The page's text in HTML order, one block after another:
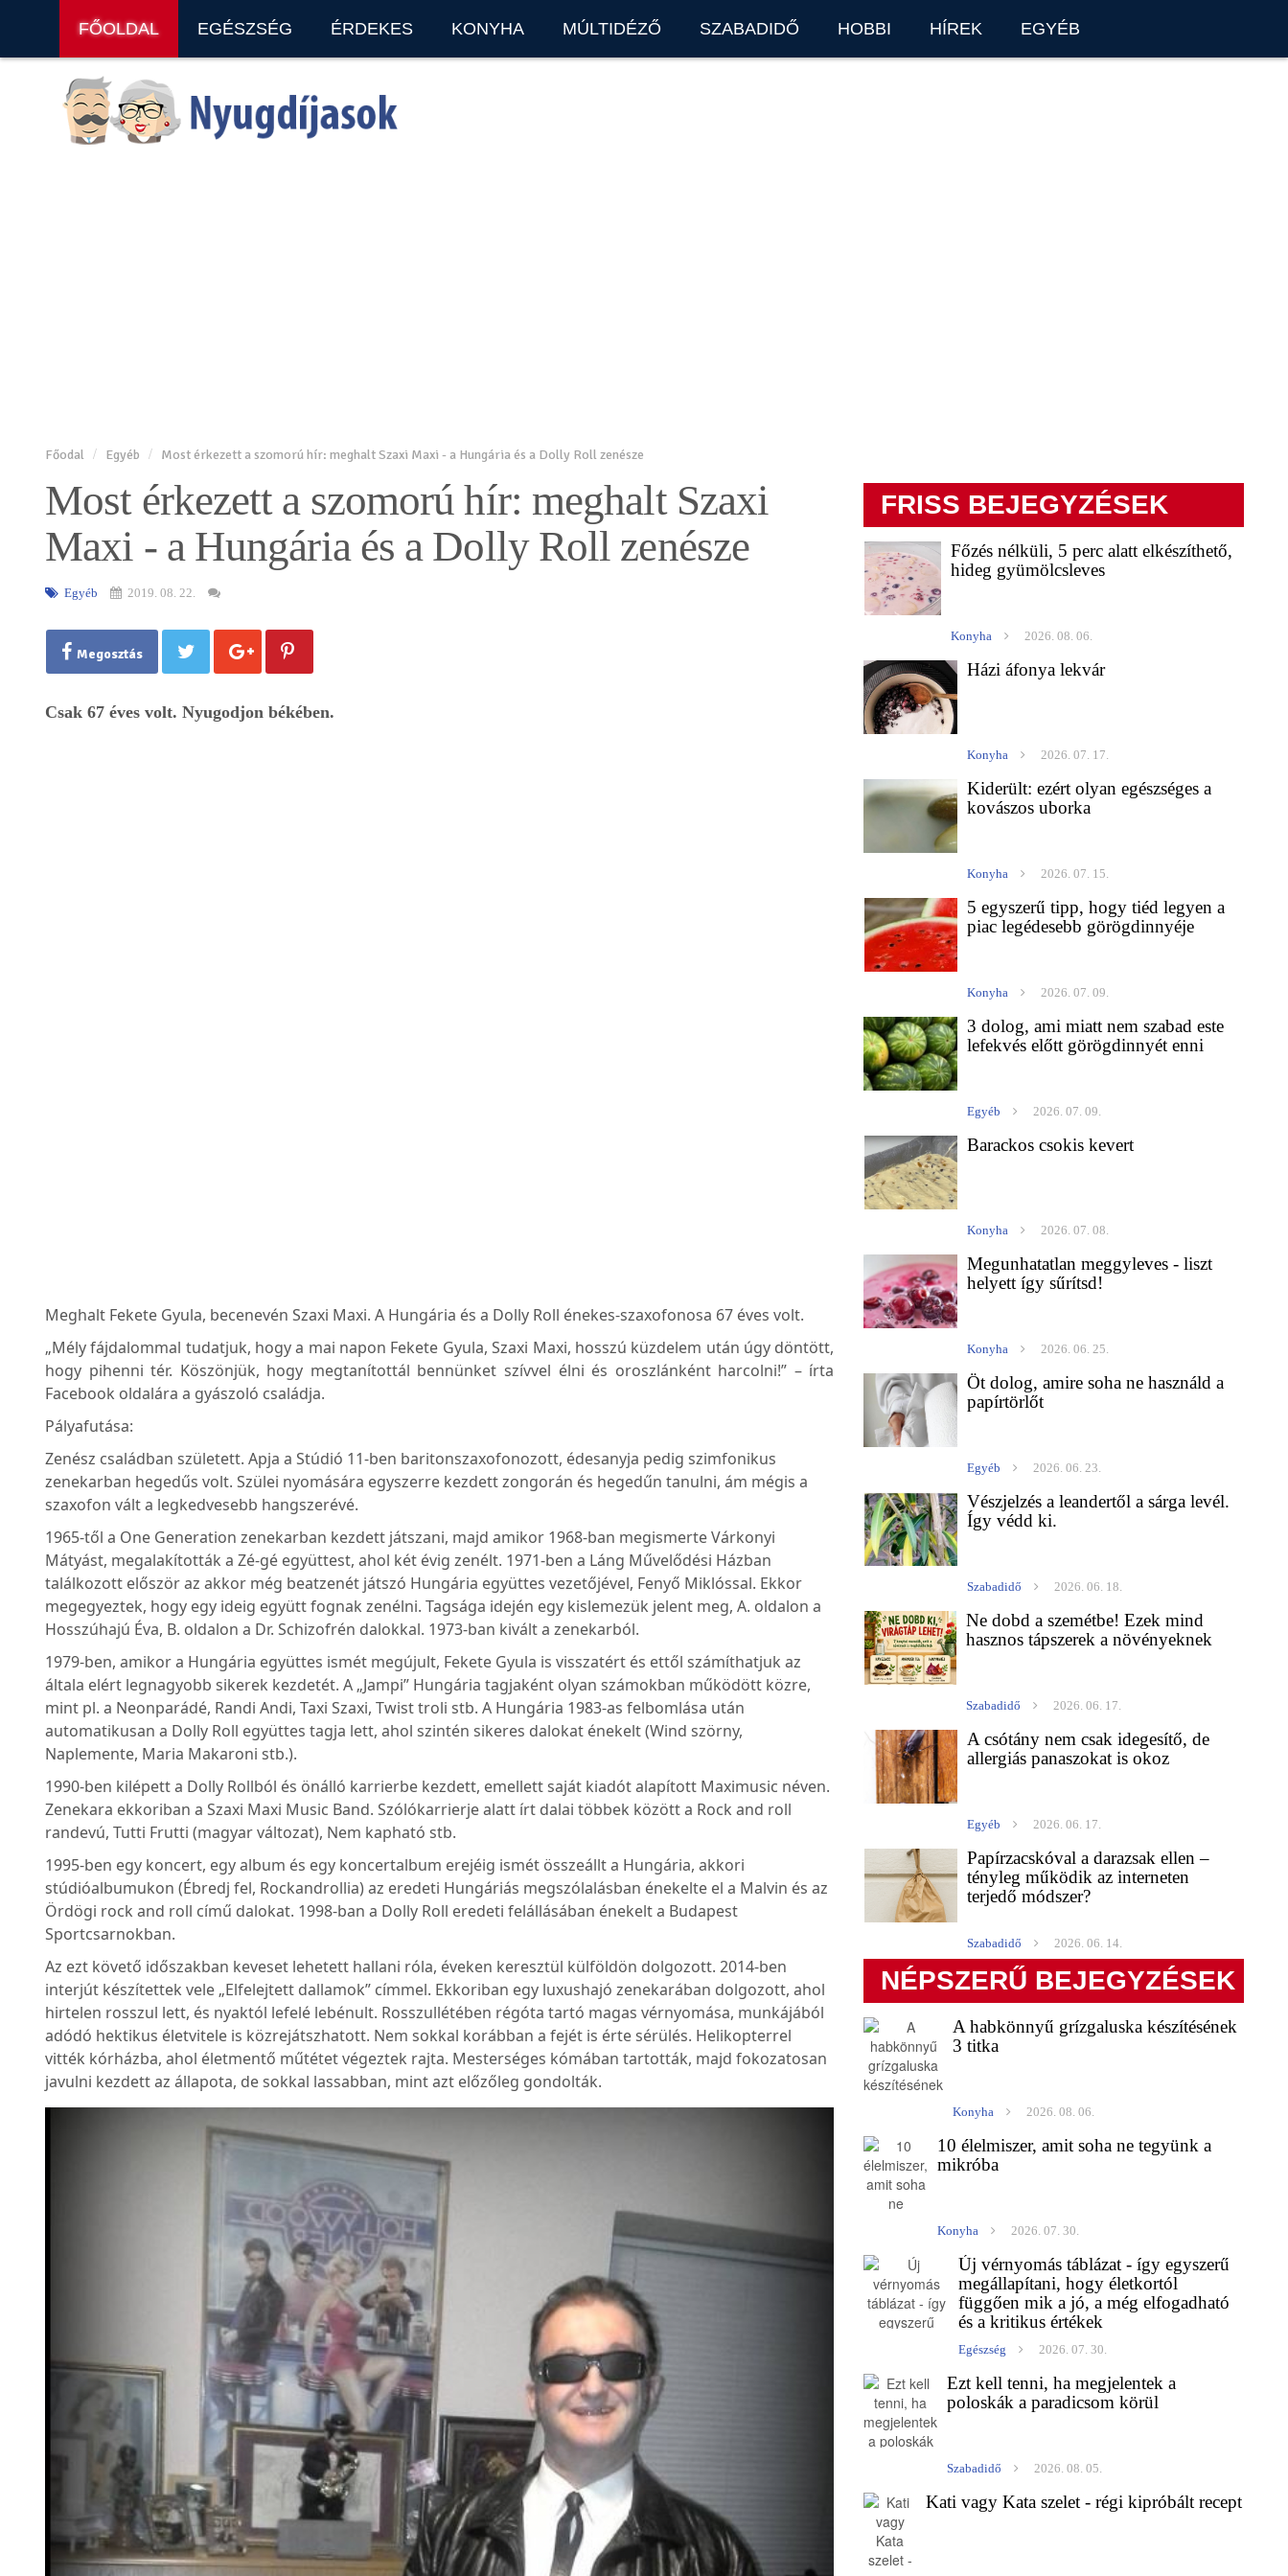
FŐOLDAL EGÉSZSÉG ÉRDEKES KONYHA MÚLTIDÉZŐ SZABADIDŐ HOBBI HÍREK EGYÉB
Főodal Egyéb Most érkezett a szomorú hír: meghalt Szaxi Maxi - a Hungária és a Dolly Roll zenésze
Most érkezett a szomorú hír: meghalt Szaxi
Maxi - a Hungária és a Dolly Roll zenésze
Egyéb 2019. 08. 22.
Megosztás
Csak 67 éves volt. Nyugodjon békében.
Meghalt Fekete Gyula, becenevén Szaxi Maxi. A Hungária és a Dolly Roll énekes-szaxofonosa 67 éves volt.
„Mély fájdalommal tudatjuk, hogy a mai napon Fekete Gyula, Szaxi Maxi, hosszú küzdelem után úgy döntött,
hogy pihenni tér. Köszönjük, hogy megtanítottál bennünket szívvel élni és oroszlánként harcolni!” – írta
Facebook oldalára a gyászoló családja.
Pályafutása:
Zenész családban született. Apja a Stúdió 11-ben baritonszaxofonozott, édesanyja pedig szimfonikus
zenekarban hegedűs volt. Szülei nyomására egyszerre kezdett zongorán és hegedűn tanulni, ám mégis a
szaxofon vált a legkedvesebb hangszerévé.
1965-től a One Generation zenekarban kezdett játszani, majd amikor 1968-ban megismerte Várkonyi
Mátyást, megalakították a Zé-gé együttest, ahol két évig zenélt. 1971-ben a Láng Művelődési Házban
találkozott először az akkor még beatzenét játszó Hungária együttes vezetőjével, Fenyő Miklóssal. Ekkor
megegyeztek, hogy egy ideig együtt fognak zenélni. Tagsága idején egy kislemezük jelent meg, A. oldalon a
Hosszúhajú Éva, B. oldalon a Dr. Schizofrén dalokkal. 1973-ban kivált a zenekarból.
1979-ben, amikor a Hungária együttes ismét megújult, Fekete Gyula is visszatért és ettől számíthatjuk az
általa elért legnagyobb sikerek kezdetét. A „Jampi” Hungária tagjaként olyan számokban működött közre,
mint pl. a Neonparádé, Randi Andi, Taxi Szaxi, Twist troli stb. A Hungária 1983-as felbomlása után
automatikusan a Dolly Roll együttes tagja lett, ahol szintén sikeres dalokat énekelt (Wind szörny,
Naplemente, Maria Makaroni stb.).
1990-ben kilépett a Dolly Rollból és önálló karrierbe kezdett, emellett saját kiadót alapított Maximusic néven.
Zenekara ekkoriban a Szaxi Maxi Music Band. Szólókarrierje alatt írt dalai többek között a Rock and roll
randevú, Tutti Frutti (magyar változat), Nem kapható stb.
1995-ben egy koncert, egy album és egy koncertalbum erejéig ismét összeállt a Hungária, akkori
stúdióalbumukon (Ébredj fel, Rockandrollia) az eredeti Hungáriás megszólalásban énekelte el a Malvin és az
Ördögi rock and roll című dalokat. 1998-ban a Dolly Roll eredeti felállásában énekelt a Budapest
Sportcsarnokban.
Az ezt követő időszakban keveset lehetett hallani róla, éveken keresztül külföldön dolgozott. 2014-ben
interjút készítettek vele „Elfelejtett dallamok” címmel. Ekkoriban egy luxushajó zenekarában dolgozott, ahol
hirtelen rosszul lett, és nyaktól lefelé lebénult. Rosszullétében régóta tartó magas vérnyomása, munkájából
adódó hektikus életvitele is közrejátszhatott. Nem sokkal korábban a fejét is érte sérülés. Helikopterrel
vitték kórházba, ahol életmentő műtétet végeztek rajta. Mesterséges kómában tartották, majd fokozatosan
javulni kezdett az állapota, de sokkal lassabban, mint azt előzőleg gondolták.
FRISS BEJEGYZÉSEK
Főzés nélküli, 5 perc alatt elkészíthető,
hideg gyümölcsleves
Konyha 2026. 08. 06.
Házi áfonya lekvár
Konyha 2026. 07. 17.
Kiderült: ezért olyan egészséges a
kovászos uborka
Konyha 2026. 07. 15.
5 egyszerű tipp, hogy tiéd legyen a
piac legédesebb görögdinnyéje
Konyha 2026. 07. 09.
3 dolog, ami miatt nem szabad este
lefekvés előtt görögdinnyét enni
Egyéb 2026. 07. 09.
Barackos csokis kevert
Konyha 2026. 07. 08.
Megunhatatlan meggyleves - liszt
helyett így sűrítsd!
Konyha 2026. 06. 25.
Öt dolog, amire soha ne használd a
papírtörlőt
Egyéb 2026. 06. 23.
Vészjelzés a leandertől a sárga levél.
Így védd ki.
Szabadidő 2026. 06. 18.
Ne dobd a szemétbe! Ezek mind
hasznos tápszerek a növényeknek
Szabadidő 2026. 06. 17.
A csótány nem csak idegesítő, de
allergiás panaszokat is okoz
Egyéb 2026. 06. 17.
Papírzacskóval a darazsak ellen –
tényleg működik az interneten
terjedő módszer?
Szabadidő 2026. 06. 14.
NÉPSZERŰ BEJEGYZÉSEK
A habkönnyű grízgaluska készítésének
3 titka
Konyha 2026. 08. 06.
10 élelmiszer, amit soha ne tegyünk a
mikróba
Konyha 2026. 07. 30.
Új vérnyomás táblázat - így egyszerű
megállapítani, hogy életkortól
függően mik a jó, a még elfogadható
és a kritikus értékek
Egészség 2026. 07. 30.
Ezt kell tenni, ha megjelentek a
poloskák a paradicsom körül
Szabadidő 2026. 08. 05.
Kati vagy Kata szelet - régi kipróbált recept